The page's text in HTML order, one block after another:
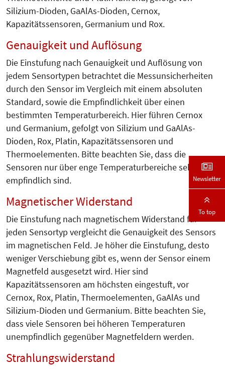
Silizium-Dioden, GaAlAs-Dioden, Cernox,
Kapazitätssensoren, Germanium und Rox.
Genauigkeit und Auflösung
Die Einstufung nach Genauigkeit und Auflösung von
jedem Sensortypen betrachtet die Messunsicherheiten
durch den Sensor im Vergleich mit einem absoluten
Standard, sowie die Empfindlichkeit über einen
bestimmten Temperaturbereich. Hier führen Cernox
und Germanium, gefolgt von Silizium und GaAlAs-
Dioden, Rox, Platin, Kapazitätssensoren und
Thermoelementen. Bitte beachten Sie, dass die
Sensoren nur über enge Temperaturbereiche sehr
empfindlich sind.
Magnetischer Widerstand
Die Einstufung nach magnetischem Widerstand für
jeden Sensortyp vergleicht die Genauigkeit des Sensors
im magnetischen Feld. Je höher die Einstufung, desto
weniger Verschiebung gibt es, wenn der Sensor einem
Magnetfeld ausgesetzt wird. Hier sind
Kapazitätssensoren am höchsten eingestuft, vor
Cernox, Rox, Platin, Thermoelementen, GaAlAs und
Silizium-Dioden und Germanium. Bitte beachten Sie,
dass viele Sensoren bei höheren Temperaturen
unempfindlich gegenüber Magnetfeldern werden.
Strahlungswiderstand
Newsletter
To top